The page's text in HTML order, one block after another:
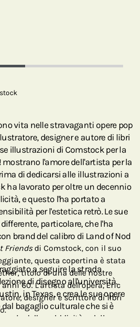
vita nelle stravaganti opere pop
designer e autore di libri
illustrazioni di Comstock per la
mostrano l'amore dell'artista per la
di dedicarsi alle illustrazioni a
ha lavorato per oltre un decennio
e questo l'ha portato a
per l'estetica retrò. Le sue
particolare, che l'ha
brand del calibro di Land of Nod
a seguire la strada
di disegno all'università.
in Texas, e crea le sue opere
bagaglio culturale che si è
della pubblicità e dalla sua
Friendsdi Comstock, con il suo
questa copertina è stata
titolo di una delle nostre
60. L’artista dell’opera, Eric
designer e scrittore di libri